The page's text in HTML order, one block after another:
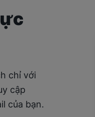
chỉ với
cập
của bạn.